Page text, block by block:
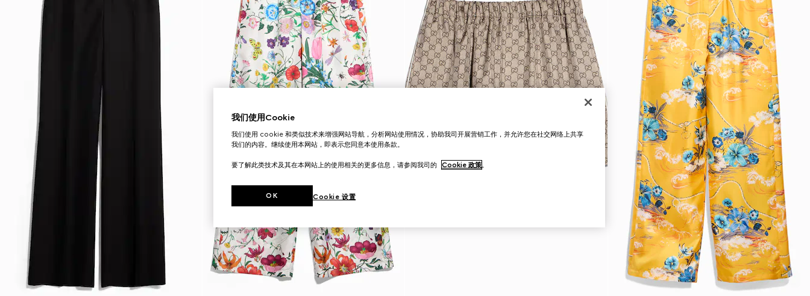
我们使用Cookie
我们使用 cookie 和类似技术来增强网站导航，分析网站使用情况，协助我司开展营销工作，并允许您在社交网络上共享
我们的内容。继续使用本网站，即表示您同意本使用条款。
要了解此类技术及其在本网站上的使用相关的更多信息，请参阅我司的 Cookie 政策。
Cookie 设置
OK